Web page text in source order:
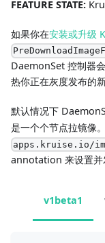
FEATURE STATE:
如果你在安装或升级
DaemonSet 控制器
热你正在灰度发布的
默认情况下
是一个个节点拉镜像
apps.kruise.io/
annotation 来设置并
v1beta1